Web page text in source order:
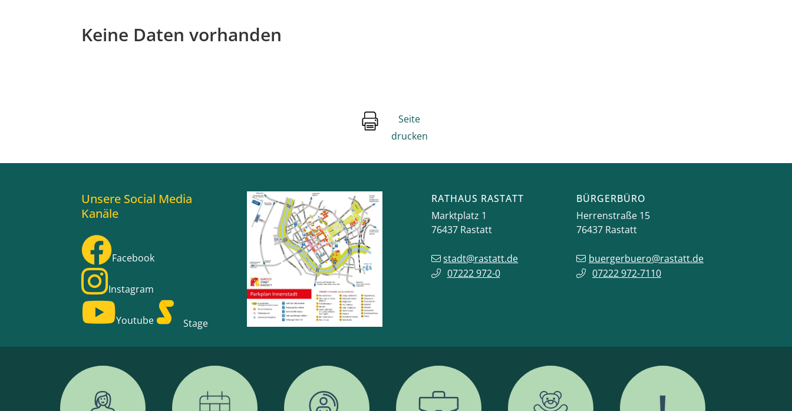
Keine Daten vorhanden
Seite
drucken
Unsere Social Media
Kanäle
Facebook
Instagram
Youtube Stage
RATHAUS RASTATT
Marktplatz 1
76437 Rastatt
stadt@rastatt.de
07222 972-0
BÜRGERBÜRO
Herrenstraße 15
76437 Rastatt
buergerbuero@rastatt.de
07222 972-7110